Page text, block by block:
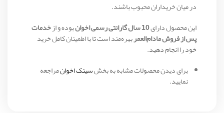
در میان خریداران محبوب باشند.
این محصول دارای10 سال گارانتی رسمی اخوان بوده و ازخدمات
پس از فروش مادام‌العمربهره‌مند است تا با اطمینان کامل خرید
خود را انجام دهید.
برای دیدن محصولات مشابه به بخشسینک اخوانمراجعه
نمایید.